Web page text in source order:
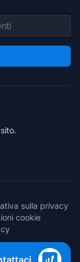
sulla privacy
cookie